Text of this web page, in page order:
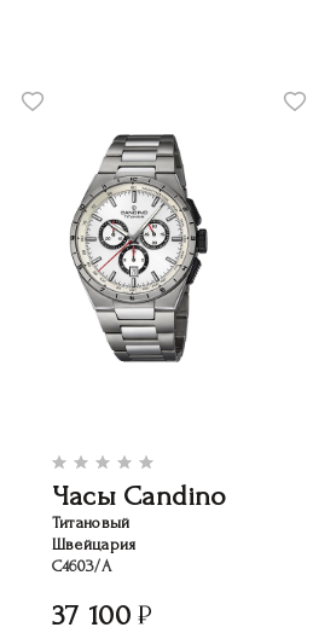
Часы Candino
Титановый
Швейцария
C4603/A
37 100